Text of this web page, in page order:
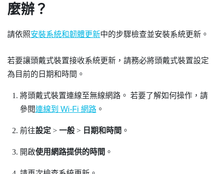
麼辦？
請依照安裝系統和韌體更新中的步驟檢查並安裝系統更新。
若要讓頭戴式裝置接收系統更新，請務必將頭戴式裝置設定
為目前的日期和時間。
將頭戴式裝置連線至無線網路。 若要了解如何操作，請
參閱連線到 Wi‍-Fi 網路。
前往設定> 一般> 日期和時間 。
開啟使用網路提供的時間 。